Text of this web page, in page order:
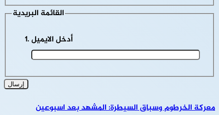
القائمة البريدية
معركة الخرطوم وسباق السيطرة: المشهد بعد اسبوعين